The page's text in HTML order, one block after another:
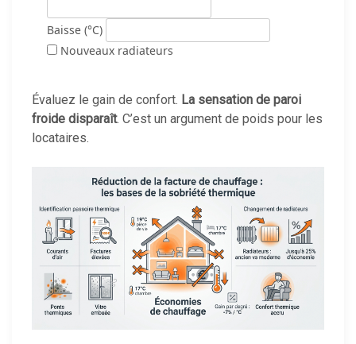
Baisse (°C)
Nouveaux radiateurs
Évaluez le gain de confort. La sensation de paroi
froide disparaît. C’est un argument de poids pour les
locataires.